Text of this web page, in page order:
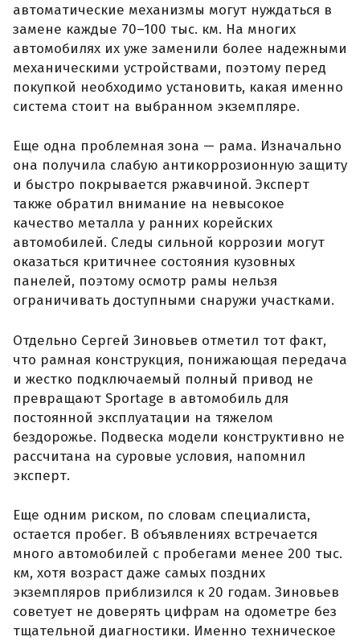
автоматические механизмы могут нуждаться в
замене каждые 70–100 тыс. км. На многих
автомобилях их уже заменили более надежными
механическими устройствами, поэтому перед
покупкой необходимо установить, какая именно
система стоит на выбранном экземпляре.
Еще одна проблемная зона — рама. Изначально
она получила слабую антикоррозионную защиту
и быстро покрывается ржавчиной. Эксперт
также обратил внимание на невысокое
качество металла у ранних корейских
автомобилей. Следы сильной коррозии могут
оказаться критичнее состояния кузовных
панелей, поэтому осмотр рамы нельзя
ограничивать доступными снаружи участками.
Отдельно Сергей Зиновьев отметил тот факт,
что рамная конструкция, понижающая передача
и жестко подключаемый полный привод не
превращают Sportage в автомобиль для
постоянной эксплуатации на тяжелом
бездорожье. Подвеска модели конструктивно не
рассчитана на суровые условия, напомнил
эксперт.
Еще одним риском, по словам специалиста,
остается пробег. В объявлениях встречается
много автомобилей с пробегами менее 200 тыс.
км, хотя возраст даже самых поздних
экземпляров приблизился к 20 годам. Зиновьев
советует не доверять цифрам на одометре без
тщательной диагностики. Именно техническое